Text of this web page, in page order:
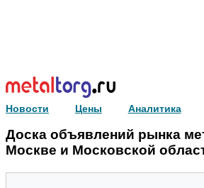
Новости Цены Аналитика
Доска объявлений рынка
Москве и Московской